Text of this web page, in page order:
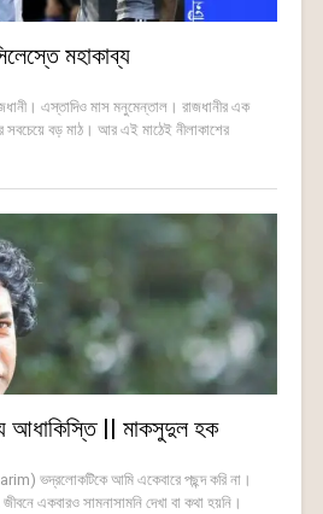
মহাকাব্য
এস্তাদিও মাস মনুমেন্তাল। রাজধানীর এক
সবচেয়ে বড় মাঠ। আর এই মাঠেই নীলাকাশের
আধাকিস্তি || মাকসুদুল হক
ভদ্রলোকটিকে আমি একেবারে পছন্দ করি না।
একবারও সামনাসামনি দেখা বা কথা হয়নি।